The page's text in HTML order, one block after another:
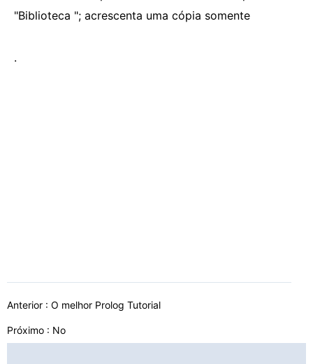
"Biblioteca "; acrescenta uma cópia somente
.
Anterior : O melhor Prolog Tutorial
Próximo : No